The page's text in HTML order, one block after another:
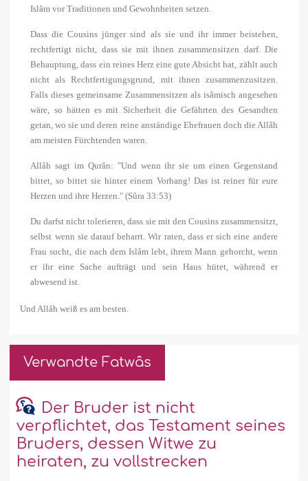
Islâm vor Traditionen und Gewohnheiten setzen.
Dass die Cousins jünger sind als sie und ihr immer beistehen,
rechtfertigt nicht, dass sie mit ihnen zusammensitzen darf. Die
Behauptung, dass ein reines Herz eine gute Absicht hat, zählt auch
nicht als Rechtfertigungsgrund, mit ihnen zusammenzusitzen.
Falls dieses gemeinsame Zusammensitzen als isâmisch angesehen
wäre, so hätten es mit Sicherheit die Gefährten des Gesandten
getan, wo sie und deren reine anständige Ehefrauen doch die Allâh
am meisten Fürchtenden waren.
Allâh sagt im Qurân: "Und wenn ihr sie um einen Gegenstand
bittet, so bittet sie hinter einem Vorhang! Das ist reiner für eure
Herzen und ihre Herzen." (Sûra 33:53)
Du darfst nicht tolerieren, dass sie mit den Cousins zusammensitzt,
selbst wenn sie darauf beharrt. Wir raten, dass er sich eine andere
Frau sucht, die nach dem Islâm lebt, ihrem Mann gehorcht, wenn
er ihr eine Sache aufträgt und sein Haus hütet, während er
abwesend ist.
Und Allâh weiß es am besten.
Verwandte Fatwâs
Der Bruder ist nicht
verpflichtet, das Testament seines
Bruders, dessen Witwe zu
heiraten, zu vollstrecken